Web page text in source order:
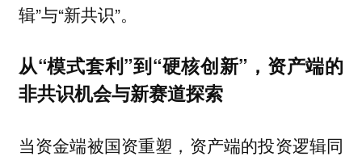
辑”与“新共识”。
从“模式套利”到“硬核创新”，资产端的
非共识机会与新赛道探索
当资金端被国资重塑，资产端的投资逻辑同